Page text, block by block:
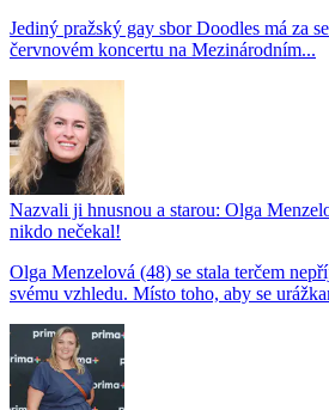
Jediný pražský gay sbor Doodles má za
červnovém koncertu na Mezinárodním...
Nazvali ji hnusnou a starou: Olga
nikdo nečekal!
Olga Menzelová (48) se stala terčem
svému vzhledu. Místo toho, aby se